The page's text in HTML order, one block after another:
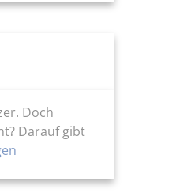
Doch
Darauf gibt